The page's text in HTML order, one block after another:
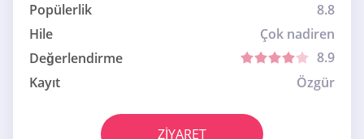
Popülerlik
8.8
Hile
Çok nadiren
Değerlendirme
8.9
Kayıt
Özgür
ZIYARET